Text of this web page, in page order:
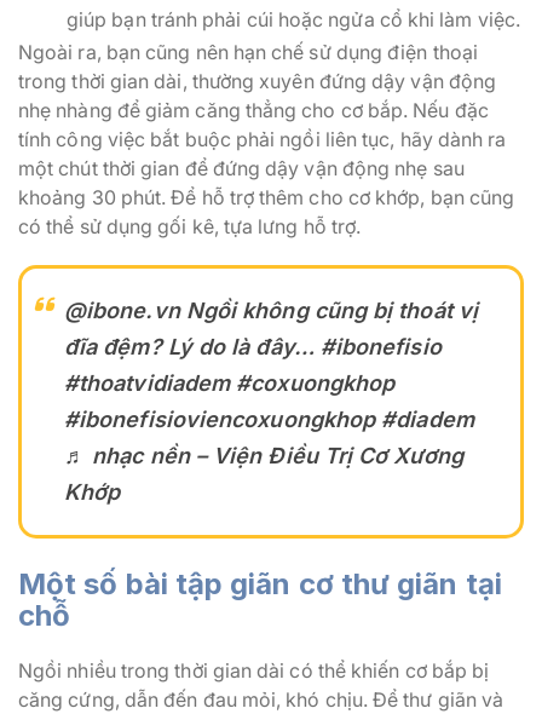
giúp bạn tránh phải cúi hoặc ngửa cổ khi làm việc.
Ngoài ra, bạn cũng nên hạn chế sử dụng điện thoại
trong thời gian dài, thường xuyên đứng dậy vận động
nhẹ nhàng để giảm căng thẳng cho cơ bắp. Nếu đặc
tính công việc bắt buộc phải ngồi liên tục, hãy dành ra
một chút thời gian để đứng dậy vận động nhẹ sau
khoảng 30 phút. Để hỗ trợ thêm cho cơ khớp, bạn cũng
có thể sử dụng gối kê, tựa lưng hỗ trợ.
@ibone.vnNgồi không cũng bị thoát vị
đĩa đệm? Lý do là đây… #ibonefisio
#thoatvidiadem #coxuongkhop
#ibonefisioviencoxuongkhop #diadem
♬ nhạc nền – Viện Điều Trị Cơ Xương
Khớp
Một số bài tập giãn cơ thư giãn tại
chỗ
Ngồi nhiều trong thời gian dài có thể khiến cơ bắp bị
căng cứng, dẫn đến đau mỏi, khó chịu. Để thư giãn và